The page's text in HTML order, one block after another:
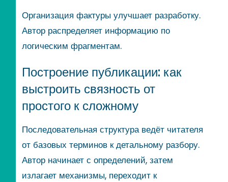
Организация фактуры улучшает разработку.
Автор распределяет информацию по
логическим фрагментам.
Построение публикации: как
выстроить связность от
простого к сложному
Последовательная структура ведёт читателя
от базовых терминов к детальному разбору.
Автор начинает с определений, затем
излагает механизмы, переходит к